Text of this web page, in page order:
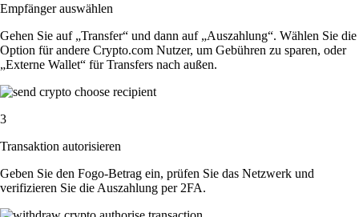
Empfänger auswählen
Gehen Sie auf „Transfer“ und dann auf „Auszahlung“. Wählen Sie die
Option für andere Crypto.com Nutzer, um Gebühren zu sparen, oder
„Externe Wallet“ für Transfers nach außen.
3
Transaktion autorisieren
Geben Sie den Fogo-Betrag ein, prüfen Sie das Netzwerk und
verifizieren Sie die Auszahlung per 2FA.